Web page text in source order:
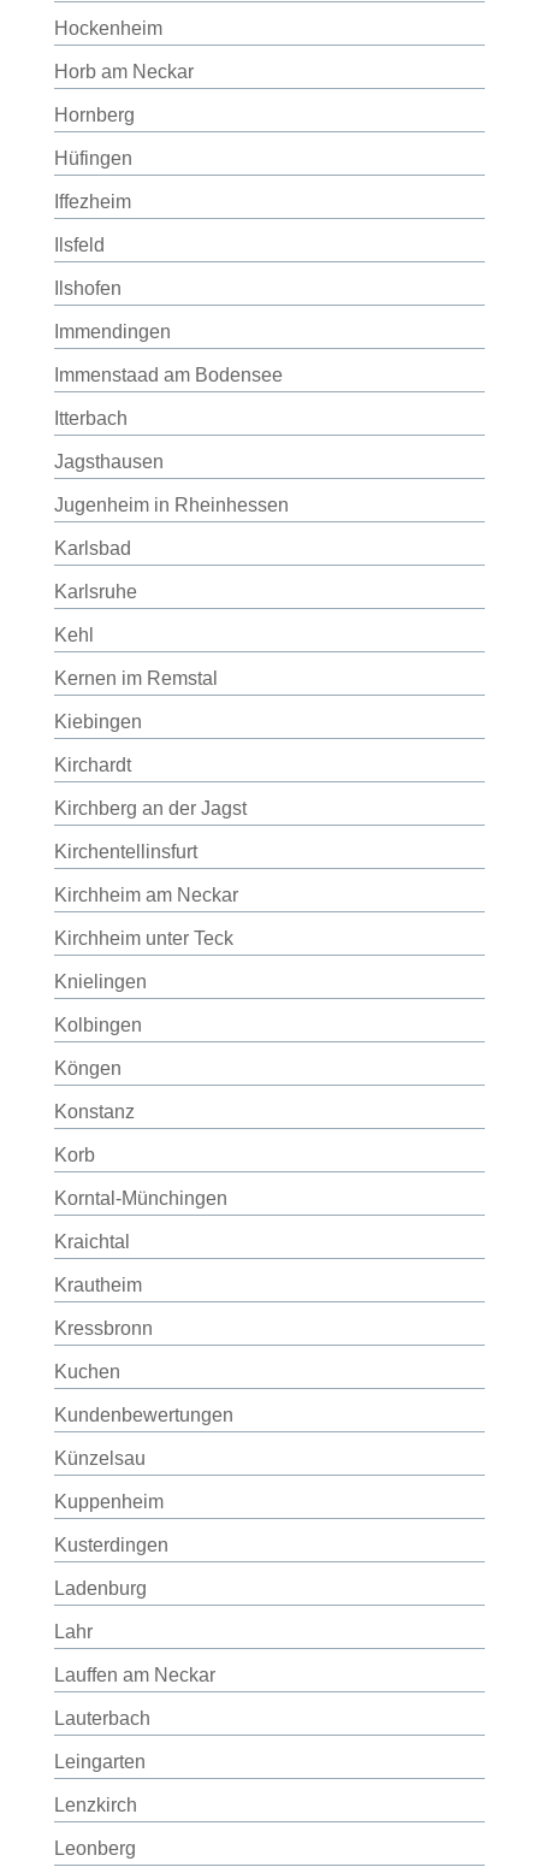
Hockenheim
Horb am Neckar
Hornberg
Hüfingen
Iffezheim
Ilsfeld
Ilshofen
Immendingen
Immenstaad am Bodensee
Itterbach
Jagsthausen
Jugenheim in Rheinhessen
Karlsbad
Karlsruhe
Kehl
Kernen im Remstal
Kiebingen
Kirchardt
Kirchberg an der Jagst
Kirchentellinsfurt
Kirchheim am Neckar
Kirchheim unter Teck
Knielingen
Kolbingen
Köngen
Konstanz
Korb
Korntal-Münchingen
Kraichtal
Krautheim
Kressbronn
Kuchen
Kundenbewertungen
Künzelsau
Kuppenheim
Kusterdingen
Ladenburg
Lahr
Lauffen am Neckar
Lauterbach
Leingarten
Lenzkirch
Leonberg